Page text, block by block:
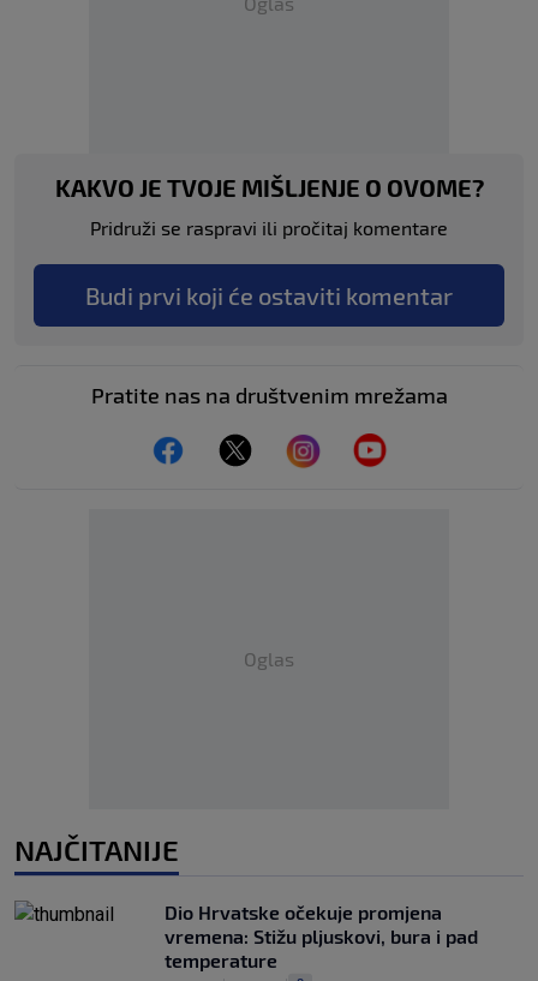
KAKVO JE TVOJE MIŠLJENJE O OVOME?
Pridruži se raspravi ili pročitaj komentare
Budi prvi koji će ostaviti komentar
Pratite nas na društvenim mrežama
Oglas
NAJČITANIJE
Dio Hrvatske očekuje promjena
vremena: Stižu pljuskovi, bura i pad
temperature